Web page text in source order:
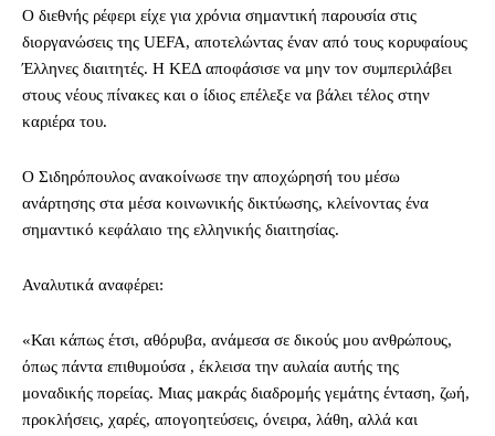
Ο διεθνής ρέφερι είχε για χρόνια σημαντική παρουσία στις
διοργανώσεις της UEFA, αποτελώντας έναν από τους κορυφαίους
Έλληνες διαιτητές. Η ΚΕΔ αποφάσισε να μην τον συμπεριλάβει
στους νέους πίνακες και ο ίδιος επέλεξε να βάλει τέλος στην
καριέρα του.
Ο Σιδηρόπουλος ανακοίνωσε την αποχώρησή του μέσω
ανάρτησης στα μέσα κοινωνικής δικτύωσης, κλείνοντας ένα
σημαντικό κεφάλαιο της ελληνικής διαιτησίας.
Αναλυτικά αναφέρει:
«Και κάπως έτσι, αθόρυβα, ανάμεσα σε δικούς μου ανθρώπους,
όπως πάντα επιθυμούσα , έκλεισα την αυλαία αυτής της
μοναδικής πορείας. Μιας μακράς διαδρομής γεμάτης ένταση, ζωή,
προκλήσεις, χαρές, απογοητεύσεις, όνειρα, λάθη, αλλά και